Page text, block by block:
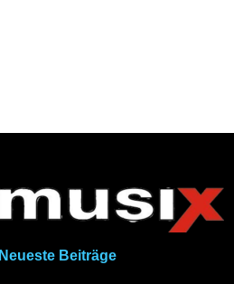
Neueste Beiträge